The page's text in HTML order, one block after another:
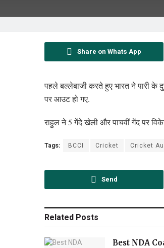
Share on Whats App
पहले बल्लेबाजी करते हुए भारत ने पारी के
पर आउट हो गए.
राहुल ने 5 गेंदे खेली और पाचवीं गेंद पर
Tags: BCCI Cricket Cricket
Send
Related Posts
Best NDA